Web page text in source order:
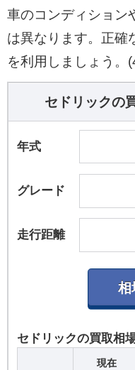
車のコンディション
は異なります。正確
を利用しましょう。
セドリックの
年式
グレード
走行距離
セドリックの買取相
現在